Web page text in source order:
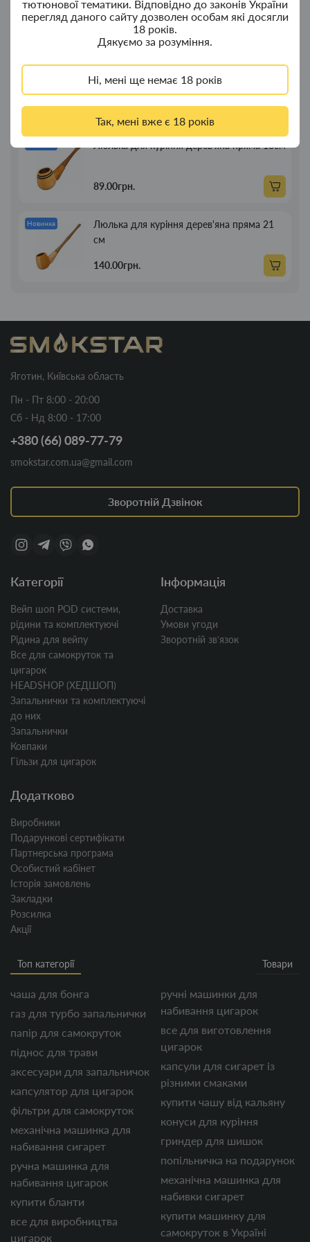
тютюнової тематики. Відповідно до законів України
перегляд даного сайту дозволен особам які досягли
18 років.
Дякуємо за розуміння.
Ні, мені ще немає 18 років
Так, мені вже є 18 років
композит
350.00грн.
Новинка
Портсигар для сигарет Focus із USB
запальничкою на 20 сиг
269.00грн.
Люлька для куріння дерев'яна пряма 13см
89.00грн.
Новинка
Люлька для куріння дерев'яна пряма 21
см
140.00грн.
Яготин, Київська область
Пн - Пт 8:00 - 20:00
Сб - Нд 8:00 - 17:00
+380 (66) 089-77-79
smokstar.com.ua@gmail.com
Зворотній Дзвінок
Категорії
Вейп шоп POD системи,
рідини та комплектуючі
Рідина для вейпу
Все для самокруток та
цигарок
HEADSHOP (ХЕДШОП)
Запальнички та комплектуючі
до них
Запальнички
Ковпаки
Гільзи для цигарок
Інформація
Доставка
Умови угоди
Зворотній звʼязок
Додатково
Виробники
Подарункові сертифікати
Партнерська програма
Особистий кабінет
Історія замовлень
Закладки
Розсилка
Акції
Топ категорії Товари
чаша для бонга
газ для турбо запальнички
папір для самокруток
піднос для трави
аксесуари для запальничок
капсулятор для цигарок
фільтри для самокруток
механічна машинка для
набивання сигарет
ручна машинка для
набивання цигарок
купити бланти
все для виробництва
цигарок
ручні машинки для
набивання цигарок
все для виготовлення
цигарок
капсули для сигарет із
різними смаками
купити чашу від кальяну
конуси для куріння
гриндер для шишок
попільничка на подарунок
механічна машинка для
набивки сигарет
купити машинку для
самокруток в Україні